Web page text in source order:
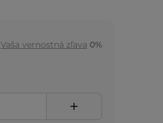
Vaša vernostná zľava 0%